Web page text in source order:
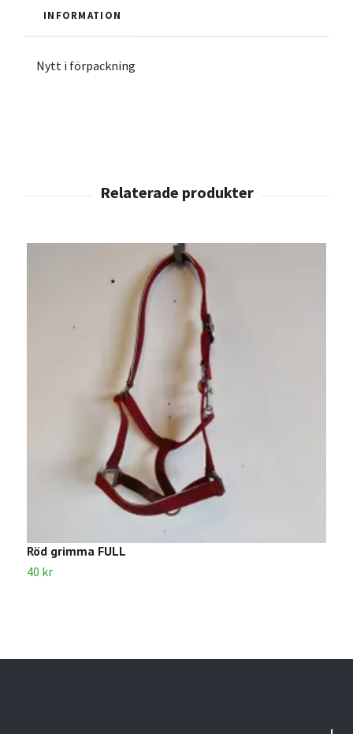
INFORMATION
Nytt i förpackning
Röd grimma FULL
40 kr